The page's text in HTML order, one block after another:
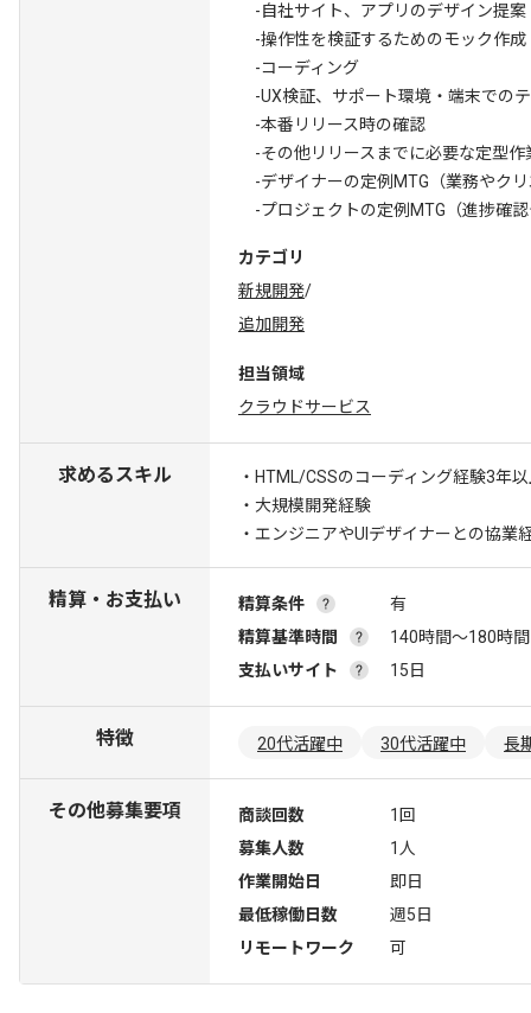
-自社サイト、アプリのデザイン提案
-操作性を検証するためのモック作成
-コーディング
-UX検証、サポート環境・端末での
-本番リリース時の確認
-その他リリースまでに必要な定型作
-デザイナーの定例MTG（業務やク
-プロジェクトの定例MTG（進捗確
カテゴリ
新規開発/
追加開発
担当領域
クラウドサービス
求めるスキル
・HTML/CSSのコーディング経験3年
・大規模開発経験
・エンジニアやUIデザイナーとの協業
精算・お支払い 精算条件
有
精算基準時間
140時間〜180時間
支払いサイト
15日
特徴 20代活躍中 30代活躍中 長
その他募集要項 商談回数
1回
募集人数
1人
作業開始日
即日
最低稼働日数
週5日
リモートワーク
可